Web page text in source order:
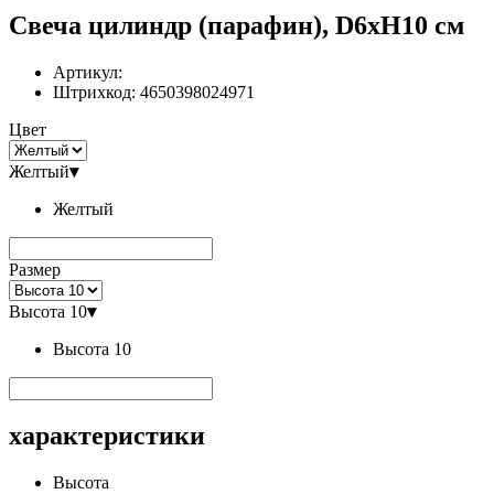
Свеча цилиндр (парафин), D6хН10 см
Артикул:
Штрихкод: 4650398024971
Цвет
Желтый▾
Желтый
Размер
Высота 10▾
Высота 10
характеристики
Высота